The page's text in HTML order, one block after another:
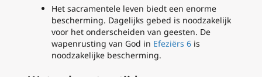
Het sacramentele leven biedt een enorme
bescherming. Dagelijks gebed is noodzakelijk
voor het onderscheiden van geesten. De
wapenrusting van God in Efeziërs 6 is
noodzakelijke bescherming.